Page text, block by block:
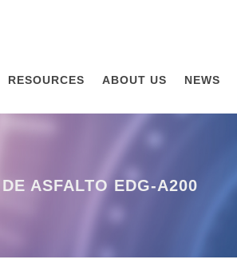
RESOURCES ABOUT US NEWS
ASFALTO EDG-A200